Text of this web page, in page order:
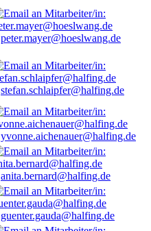
peter.mayer@hoeslwang.de
stefan.schlaipfer@halfing.de
yvonne.aichenauer@halfing.de
anita.bernard@halfing.de
guenter.gauda@halfing.de